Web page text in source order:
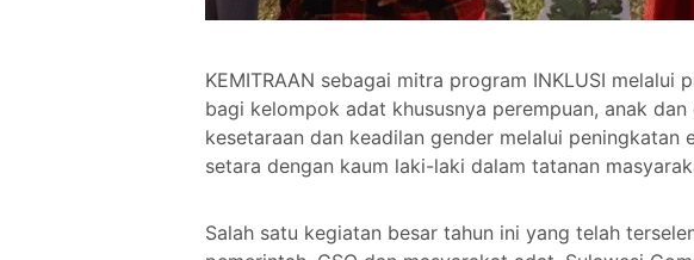
KEMITRAAN sebagai mitra program INKLUSI
bagi kelompok adat khususnya perempuan, anak
kesetaraan dan keadilan gender melalui
setara dengan kaum laki-laki dalam tatanan
Salah satu kegiatan besar tahun ini yang telah